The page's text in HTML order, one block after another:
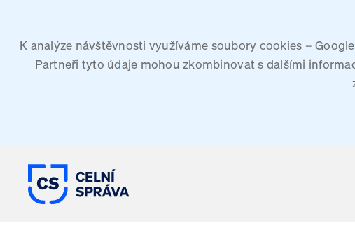
K analýze návštěvnosti využíváme soubory cookies –
Partneři tyto údaje mohou zkombinovat s dalšími